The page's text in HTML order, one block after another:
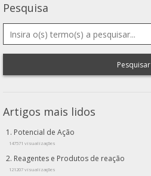
Pesquisa
Pesquisar
Artigos mais lidos
Potencial de Ação
147571 visualizações
Reagentes e Produtos de reação
121207 visualizações